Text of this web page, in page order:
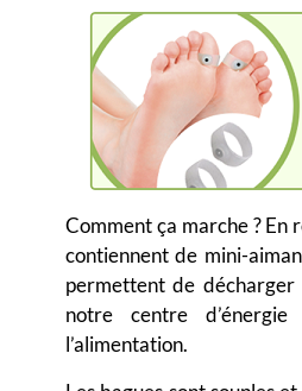
Comment ça marche ? En
contiennent de mini-
permettent de décharger
notre centre
l’alimentation.